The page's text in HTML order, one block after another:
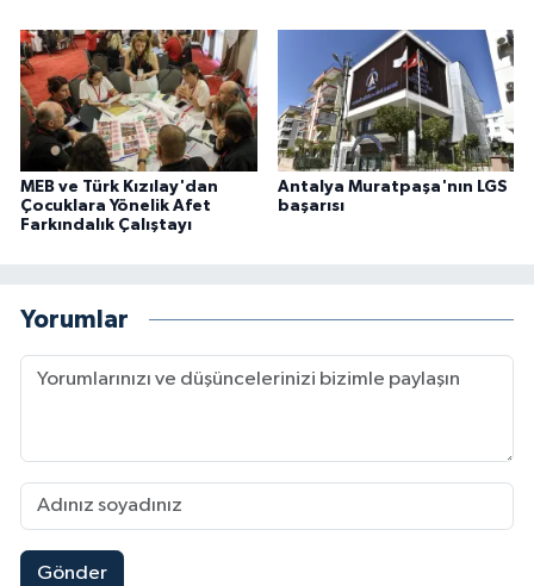
MEB ve Türk Kızılay'dan
Çocuklara Yönelik Afet
Farkındalık Çalıştayı
Antalya Muratpaşa'nın LGS
başarısı
Yorumlar
Gönder